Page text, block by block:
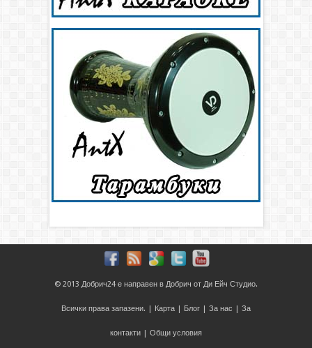
© 2013 Добрич24 е направен в Добрич от Ди Ейч Студио.
Всички права запазени. | Карта | Блог | За нас | За
контакти | Общи условия